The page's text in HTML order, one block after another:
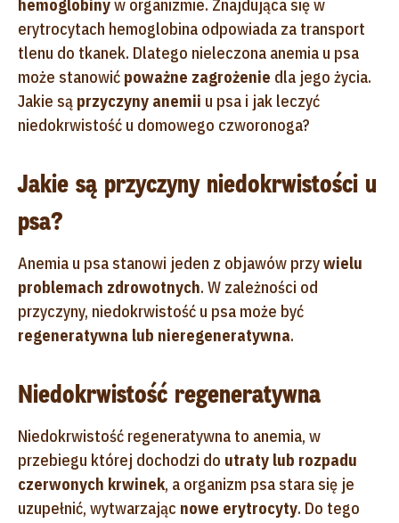
hemoglobinyw organizmie. Znajdująca się w
erytrocytach hemoglobina odpowiada za transport
tlenu do tkanek. Dlatego nieleczona anemia u psa
może stanowić poważne zagrożenie dla jego życia.
Jakie są przyczyny anemii u psa i jak leczyć
niedokrwistość u domowego czworonoga?
Jakie są przyczyny niedokrwistości u
psa?
Anemia u psa stanowi jeden z objawów przywielu
problemach zdrowotnych. W zależności od
przyczyny, niedokrwistość u psa może być
regeneratywna lub nieregeneratywna.
Niedokrwistość regeneratywna
Niedokrwistość regeneratywna to anemia, w
przebiegu której dochodzi do utraty lub rozpadu
czerwonych krwinek, a organizm psa stara się je
uzupełnić, wytwarzając nowe erytrocyty. Do tego